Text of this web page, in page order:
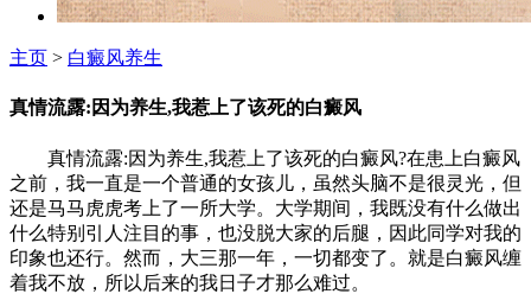
主页 > 白癜风养生
真情流露:因为养生,我惹上了该死的白癜风
真情流露:因为养生,我惹上了该死的白癜风?在患上白癜风
之前，我一直是一个普通的女孩儿，虽然头脑不是很灵光，但
还是马马虎虎考上了一所大学。大学期间，我既没有什么做出
什么特别引人注目的事，也没脱大家的后腿，因此同学对我的
印象也还行。然而，大三那一年，一切都变了。就是白癜风缠
着我不放，所以后来的我日子才那么难过。